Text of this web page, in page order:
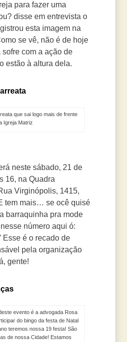
para fazer uma
disse em entrevista o
esta imagem na
se vê, não é de hoje
com a ação de
estão à altura dela.
que sai logo mais de frente
Igreja Matriz
neste sábado, 21 de
16, na Quadra
Virginópolis, 1415,
tem mais… se ocê quisé
barraquinha pra mode
número aqui ó:
Esse é o recado de
pela organização
gente!
evento é a advogada Rosa
do bingo da festa de Natal
teremos nossa 19 festa! São
de nossa Cidade! Estamos